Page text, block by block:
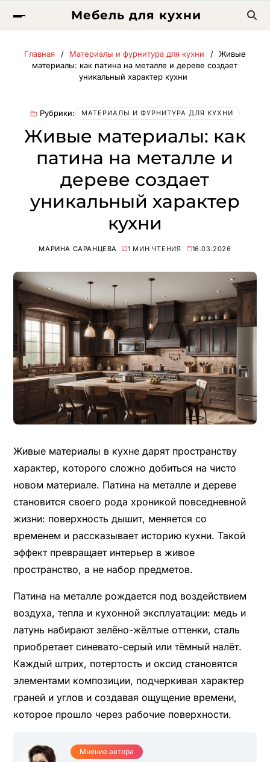
Мебель для кухни
Главная Материалы и фурнитура для кухни
Живые
материалы: как патина на металле и дереве создает
уникальный характер кухни
Рубрики: МАТЕРИАЛЫ И ФУРНИТУРА ДЛЯ КУХНИ
Живые материалы: как
патина на металле и
дереве создает
уникальный характер
кухни
МАРИНА САРАНЦЕВА 1 МИН ЧТЕНИЯ 16.03.2026
Живые материалы в кухне дарят пространству
характер, которого сложно добиться на чисто
новом материале. Патина на металле и дереве
становится своего рода хроникой повседневной
жизни: поверхность дышит, меняется со
временем и рассказывает историю кухни. Такой
эффект превращает интерьер в живое
пространство, а не набор предметов.
Патина на металле рождается под воздействием
воздуха, тепла и кухонной эксплуатации: медь и
латунь набирают зелёно-жёлтые оттенки, сталь
приобретает синевато-серый или тёмный налёт.
Каждый штрих, потертость и оксид становятся
элементами композиции, подчеркивая характер
граней и углов и создавая ощущение времени,
которое прошло через рабочие поверхности.
Мнение автора